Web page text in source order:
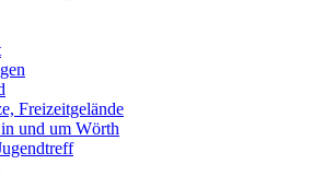
Freizeitgelände
und um Wörth